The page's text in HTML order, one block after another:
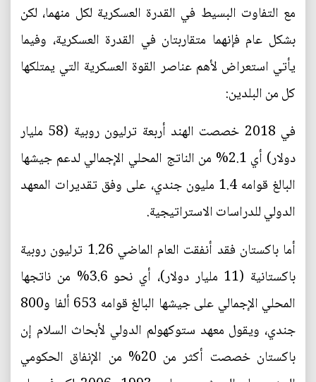
مع التفاوت البسيط في القدرة العسكرية لكل منهما، لكن
بشكل عام فإنهما متقاربتان في القدرة العسكرية، وفيما
يأتي استعراض لأهم عناصر القوة العسكرية التي يمتلكها
كل من البلدين:
في 2018 خصصت الهند أربعة ترليون روبية (58 مليار
دولار) أي 2.1% من الناتج المحلي الإجمالي لدعم جيشها
البالغ قوامه 1.4 مليون جندي، على وفق تقديرات المعهد
الدولي للدراسات الاستراتيجية.
أما باكستان فقد أنفقت العام الماضي 1.26 ترليون روبية
باكستانية (11 مليار دولار)، أي نحو 3.6% من ناتجها
المحلي الإجمالي على جيشها البالغ قوامه 653 ألفا و800
جندي، ويقول معهد ستوكهولم الدولي لأبحاث السلام إن
باكستان خصصت أكثر من 20% من الإنفاق الحكومي